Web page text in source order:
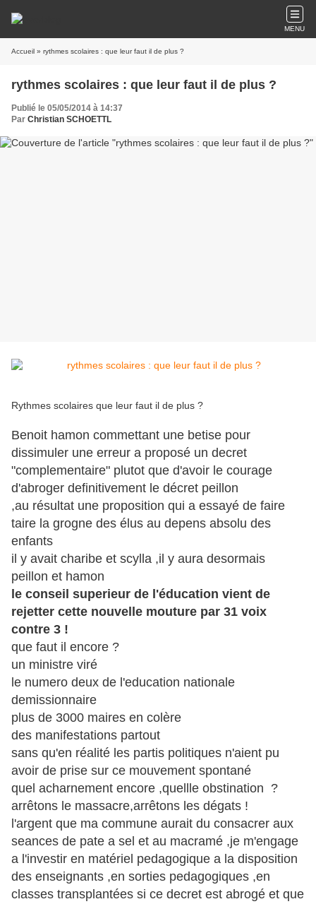
MENU
Accueil » rythmes scolaires : que leur faut il de plus ?
rythmes scolaires : que leur faut il de plus ?
Publié le 05/05/2014 à 14:37
Par Christian SCHOETTL
Rythmes scolaires que leur faut il de plus ?
Benoit hamon commettant une betise pour
dissimuler une erreur a proposé un decret
"complementaire" plutot que d'avoir le courage
d'abroger definitivement le décret peillon
,au résultat une proposition qui a essayé de faire
taire la grogne des élus au depens absolu des
enfants
il y avait charibe et scylla ,il y aura desormais
peillon et hamon
le conseil superieur de l'éducation vient de
rejetter cette nouvelle mouture par 31 voix
contre 3 !
que faut il encore ?
un ministre viré
le numero deux de l'education nationale
demissionnaire
plus de 3000 maires en colère
des manifestations partout
sans qu'en réalité les partis politiques n'aient pu
avoir de prise sur ce mouvement spontané
quel acharnement encore ,quellle obstination ?
arrêtons le massacre,arrêtons les dégats !
l'argent que ma commune aurait du consacrer aux
seances de pate a sel et au macramé ,je m'engage
a l'investir en matériel pedagogique a la disposition
des enseignants ,en sorties pedagogiques ,en
classes transplantées si ce decret est abrogé et que